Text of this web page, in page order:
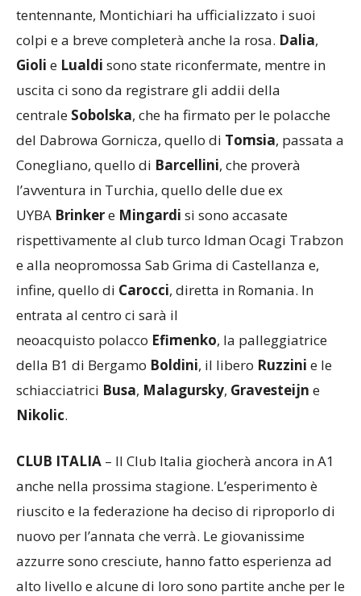
tentennante, Montichiari ha ufficializzato i suoi
colpi e a breve completerà anche la rosa. Dalia,
Gioli e Lualdi sono state riconfermate, mentre in
uscita ci sono da registrare gli addii della
centrale Sobolska, che ha firmato per le polacche
del Dabrowa Gornicza, quello di Tomsia, passata a
Conegliano, quello di Barcellini, che proverà
l’avventura in Turchia, quello delle due ex
UYBA Brinkere Mingardi si sono accasate
rispettivamente al club turco Idman Ocagi Trabzon
e alla neopromossa Sab Grima di Castellanza e,
infine, quello di Carocci, diretta in Romania. In
entrata al centro ci sarà il
neoacquisto polacco Efimenko, la palleggiatrice
della B1 di Bergamo Boldini, il libero Ruzzini e le
schiacciatrici Busa, Malagursky, Gravesteijn e
Nikolic.
CLUB ITALIA – Il Club Italia giocherà ancora in A1
anche nella prossima stagione. L’esperimento è
riuscito e la federazione ha deciso di riproporlo di
nuovo per l’annata che verrà. Le giovanissime
azzurre sono cresciute, hanno fatto esperienza ad
alto livello e alcune di loro sono partite anche per le